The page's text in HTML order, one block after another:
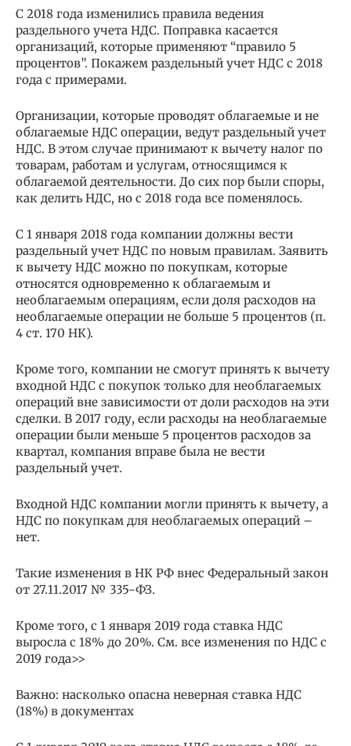
С 2018 года изменились правила ведения
раздельного учета НДС. Поправка касается
организаций, которые применяют “правило 5
процентов”. Покажем раздельный учет НДС с 2018
года с примерами.
Организации, которые проводят облагаемые и не
облагаемые НДС операции, ведут раздельный учет
НДС. В этом случае принимают к вычету налог по
товарам, работам и услугам, относящимся к
облагаемой деятельности. До сих пор были споры,
как делить НДС, но с 2018 года все поменялось.
С 1 января 2018 года компании должны вести
раздельный учет НДС по новым правилам. Заявить
к вычету НДС можно по покупкам, которые
относятся одновременно к облагаемым и
необлагаемым операциям, если доля расходов на
необлагаемые операции не больше 5 процентов (п.
4 ст. 170 НК).
Кроме того, компании не смогут принять к вычету
входной НДС с покупок только для необлагаемых
операций вне зависимости от доли расходов на эти
сделки. В 2017 году, если расходы на необлагаемые
операции были меньше 5 процентов расходов за
квартал, компания вправе была не вести
раздельный учет.
Входной НДС компании могли принять к вычету, а
НДС по покупкам для необлагаемых операций –
нет.
Такие изменения в НК РФ внес Федеральный закон
от 27.11.2017 № 335-ФЗ.
Кроме того, с 1 января 2019 года ставка НДС
выросла с 18% до 20%. См. все изменения по НДС c
2019 года>>
Важно: насколько опасна неверная ставка НДС
(18%) в документах